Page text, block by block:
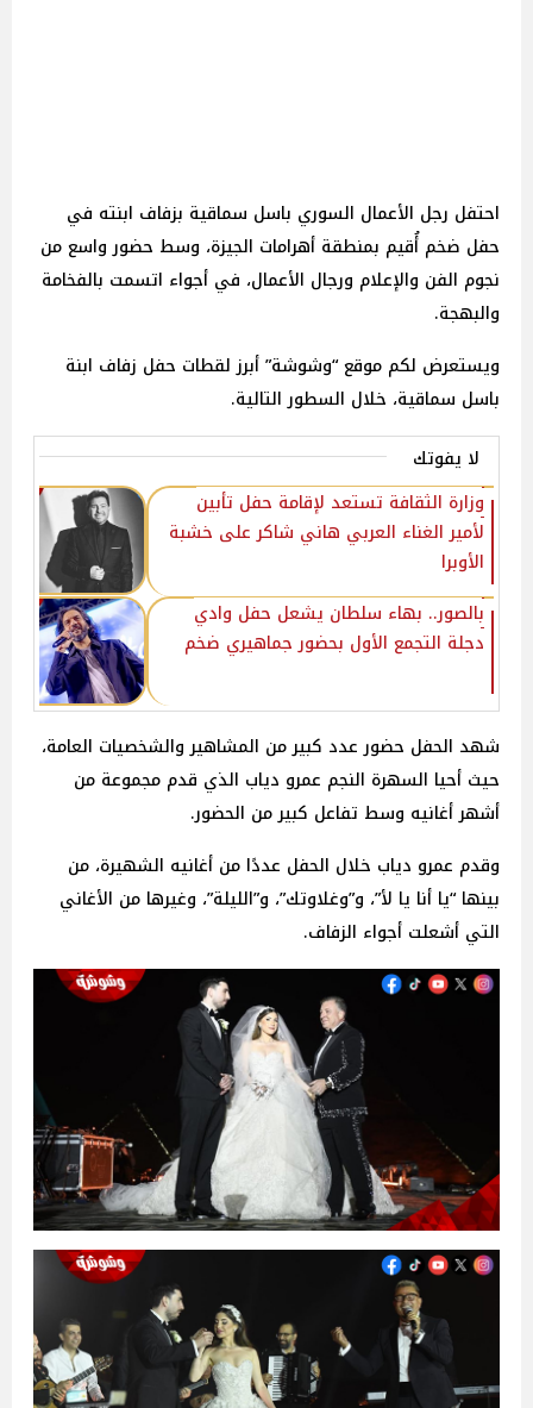
احتفل رجل الأعمال السوري باسل سماقية بزفاف ابنته في
حفل ضخم أُقيم بمنطقة أهرامات الجيزة، وسط حضور واسع من
نجوم الفن والإعلام ورجال الأعمال، في أجواء اتسمت بالفخامة
والبهجة.
ويستعرض لكم موقع “وشوشة” أبرز لقطات حفل زفاف ابنة
باسل سماقية، خلال السطور التالية.
لا يفوتك
وزارة الثقافة تستعد لإقامة حفل تأبين
لأمير الغناء العربي هاني شاكر على خشبة
الأوبرا
بالصور.. بهاء سلطان يشعل حفل وادي
دجلة التجمع الأول بحضور جماهيري ضخم
شهد الحفل حضور عدد كبير من المشاهير والشخصيات العامة،
حيث أحيا السهرة النجم عمرو دياب الذي قدم مجموعة من
أشهر أغانيه وسط تفاعل كبير من الحضور.
وقدم عمرو دياب خلال الحفل عددًا من أغانيه الشهيرة، من
بينها “يا أنا يا لأ”، و”وغلاوتك”، و”الليلة”، وغيرها من الأغاني
التي أشعلت أجواء الزفاف.